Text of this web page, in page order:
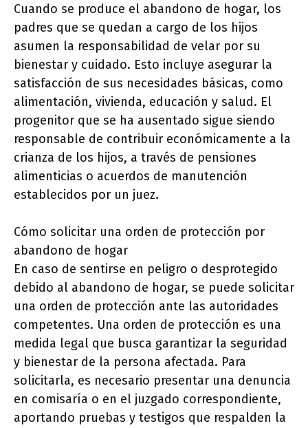
Cuando se produce el abandono de hogar, los
padres que se quedan a cargo de los hijos
asumen la responsabilidad de velar por su
bienestar y cuidado. Esto incluye asegurar la
satisfacción de sus necesidades básicas, como
alimentación, vivienda, educación y salud. El
progenitor que se ha ausentado sigue siendo
responsable de contribuir económicamente a la
crianza de los hijos, a través de pensiones
alimenticias o acuerdos de manutención
establecidos por un juez.
Cómo solicitar una orden de protección por
abandono de hogar
En caso de sentirse en peligro o desprotegido
debido al abandono de hogar, se puede solicitar
una orden de protección ante las autoridades
competentes. Una orden de protección es una
medida legal que busca garantizar la seguridad
y bienestar de la persona afectada. Para
solicitarla, es necesario presentar una denuncia
en comisaría o en el juzgado correspondiente,
aportando pruebas y testigos que respalden la